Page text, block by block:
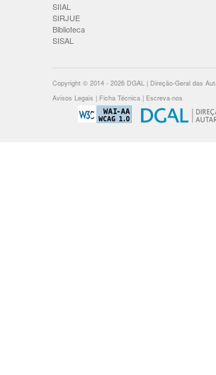
SIIAL
SIRJUE
Biblioteca
SISAL
Copyright © 2014 - 2026 DGAL | Direção-Geral das
Avisos Legais | Ficha Técnica | Escreva-nos